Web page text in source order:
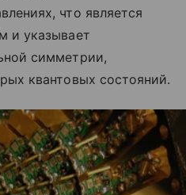
что является
и указывает
симметрии,
квантовых состояний.